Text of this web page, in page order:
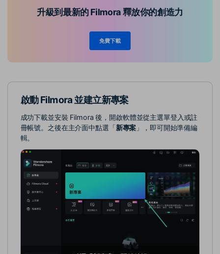
升級到最新的 Filmora 釋放你的創造力
免費下載
啟動 Filmora 並建立新專案
成功下載並安裝 Filmora 後，開啟軟體並從主選單登入或註
冊帳號。之後在主介面中點選「新專案 」，即可開始準備編
輯。